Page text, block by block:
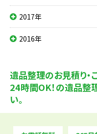
2017年
2016年
遺品整理のお見積り・
24時間OK！の遺品整
い。